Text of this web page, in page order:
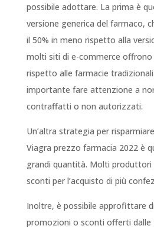
possibile adottare. La prima è
versione generica del farmaco,
il 50% in meno rispetto alla
molti siti di e-commerce
rispetto alle farmacie
importante fare attenzione a
contraffatti o non autorizzati.
Un’altra strategia per
Viagra prezzo farmacia 2022 è
grandi quantità. Molti
sconti per l’acquisto di più
Inoltre, è possibile approfittare
promozioni o sconti offerti dalle